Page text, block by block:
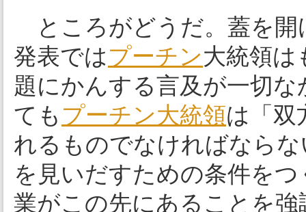
ところがどうだ。蓋を開
発表ではプーチン大統領は
題にかんする言及が一切
ても プーチン大統領は「双
れるものでなければなら
を見いだすための条件を
業がこの先にあることを